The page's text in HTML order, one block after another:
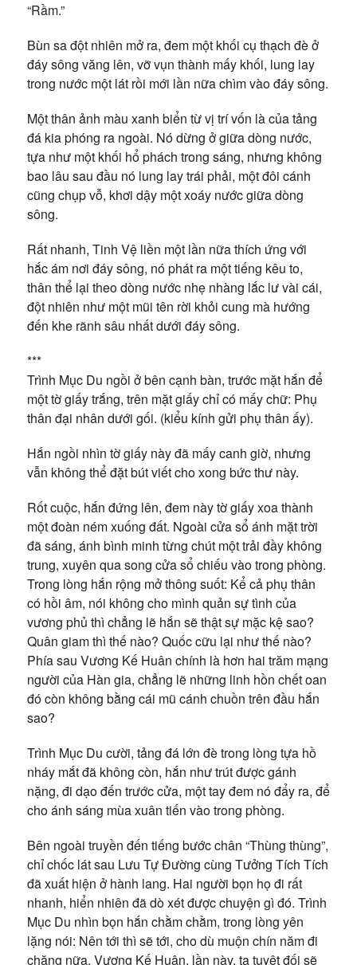
“Rầm.”
Bùn sa đột nhiên mở ra, đem một khối cụ thạch đè ở
đáy sông văng lên, vỡ vụn thành mấy khối, lung lay
trong nước một lát rồi mới lần nữa chìm vào đáy sông.
Một thân ảnh màu xanh biển từ vị trí vốn là của tảng
đá kia phóng ra ngoài. Nó dừng ở giữa dòng nước,
tựa như một khối hổ phách trong sáng, nhưng không
bao lâu sau đầu nó lung lay trái phải, một đôi cánh
cũng chụp vỗ, khơi dậy một xoáy nước giữa dòng
sông.
Rất nhanh, Tinh Vệ liền một lần nữa thích ứng với
hắc ám nơi đáy sông, nó phát ra một tiếng kêu to,
thân thể lại theo dòng nước nhẹ nhàng lắc lư vài cái,
đột nhiên như một mũi tên rời khỏi cung mà hướng
đến khe rãnh sâu nhất dưới đáy sông.
***
Trình Mục Du ngồi ở bên cạnh bàn, trước mặt hắn để
một tờ giấy trắng, trên mặt giấy chỉ có mấy chữ: Phụ
thân đại nhân dưới gối. (kiểu kính gửi phụ thân ấy).
Hắn ngồi nhìn tờ giấy này đã mấy canh giờ, nhưng
vẫn không thể đặt bút viết cho xong bức thư này.
Rốt cuộc, hắn đứng lên, đem này tờ giấy xoa thành
một đoàn ném xuống đất. Ngoài cửa sổ ánh mặt trời
đã sáng, ánh bình minh từng chút một trải đầy không
trung, xuyên qua song cửa sổ chiếu vào trong phòng.
Trong lòng hắn rộng mở thông suốt: Kể cả phụ thân
có hồi âm, nói không cho mình quản sự tình của
vương phủ thì chẳng lẽ hắn sẽ thật sự mặc kệ sao?
Quân giam thì thế nào? Quốc cữu lại như thế nào?
Phía sau Vương Kế Huân chính là hơn hai trăm mạng
người của Hàn gia, chẳng lẽ những linh hồn chết oan
đó còn không bằng cái mũ cánh chuồn trên đầu hắn
sao?
Trình Mục Du cười, tảng đá lớn đè trong lòng tựa hồ
nháy mắt đã không còn, hắn như trút được gánh
nặng, đi dạo đến trước cửa, một tay đem nó đẩy ra, để
cho ánh sáng mùa xuân tiến vào trong phòng.
Bên ngoài truyền đến tiếng bước chân “Thùng thùng”,
chỉ chốc lát sau Lưu Tự Đường cùng Tưởng Tích Tích
đã xuất hiện ở hành lang. Hai người bọn họ đi rất
nhanh, hiển nhiên đã dò xét được chuyện gì đó. Trình
Mục Du nhìn bọn hắn chằm chằm, trong lòng yên
lặng nói: Nên tới thì sẽ tới, cho dù muộn chín năm đi
chăng nữa. Vương Kế Huân, lần này, ta tuyệt đối sẽ